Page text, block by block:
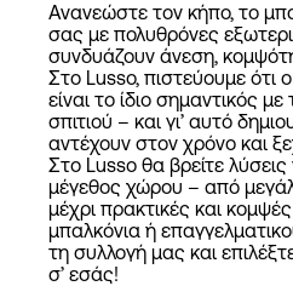
Ανανεώστε τον κήπο, το
σας με πολυθρόνες
συνδυάζουν άνεση,
Στο Lusso, πιστεύουμε ότι
είναι το ίδιο σημαντικός
σπιτιού – και γι’ αυτό
αντέχουν στον χρόνο και
Στο Lusso θα βρείτε
μέγεθος χώρου – από
μέχρι πρακτικές και
μπαλκόνια ή
τη συλλογή μας και
σ’ εσάς!